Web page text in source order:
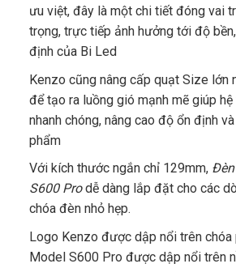
ưu việt, đây là một chi tiết đóng vai
trọng, trực tiếp ảnh hưởng tới độ
định của Bi Led
Kenzo cũng nâng cấp quạt Size lớn
để tạo ra luồng gió mạnh mẽ giúp
nhanh chóng, nâng cao độ ổn định
phẩm
Với kích thước ngắn chỉ 129mm,
S600 Prodễ dàng lắp đặt cho các
chóa đèn nhỏ hẹp.
Logo Kenzo được dập nổi trên chóa
Model S600 Pro được dập nổi trên